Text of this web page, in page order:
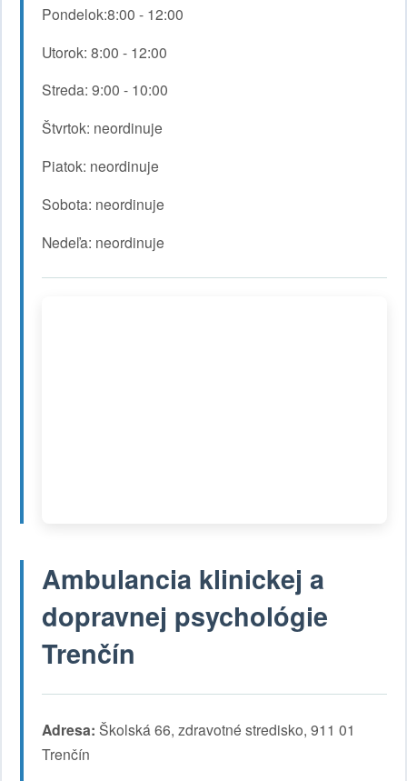
Pondelok:8:00 - 12:00
Utorok: 8:00 - 12:00
Streda: 9:00 - 10:00
Štvrtok: neordinuje
Piatok: neordinuje
Sobota: neordinuje
Nedeľa: neordinuje
Ambulancia klinickej a
dopravnej psychológie
Trenčín
Adresa: Školská 66, zdravotné stredisko, 911 01
Trenčín